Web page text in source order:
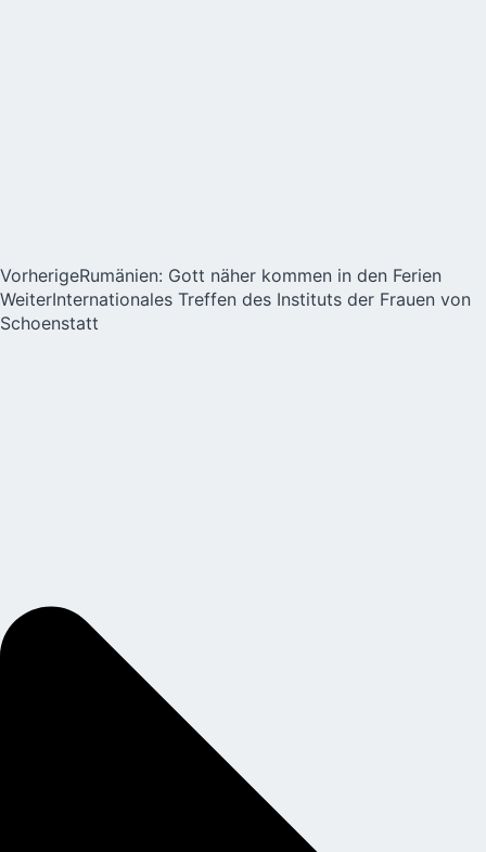
VorherigeRumänien: Gott näher kommen in den Ferien
WeiterInternationales Treffen des Instituts der Frauen von
Schoenstatt